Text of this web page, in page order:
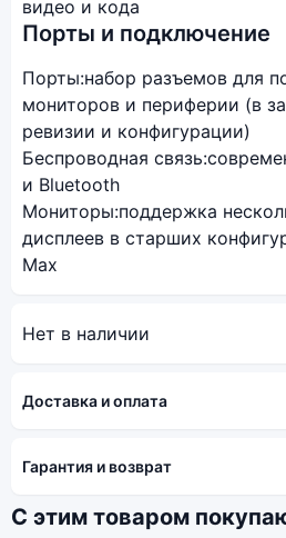
видео и кода
Порты и подключение
Порты:набор разъемов для
мониторов и периферии (в
ревизии и конфигурации)
Беспроводная связь:
и Bluetooth
Мониторы:поддержка
дисплеев в старших
Max
Нет в наличии
Доставка и оплата
Гарантия и возврат
С этим товаром